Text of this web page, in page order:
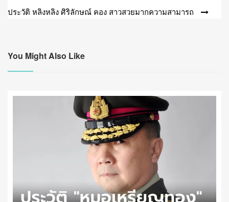
เรื่อง
ประวัติ หลิงหลิง ศิริลักษณ์ คอง สาวสวยมากความสามารถ
You Might Also Like